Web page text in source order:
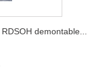
demontable...